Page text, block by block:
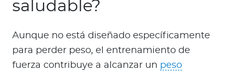
saludable?
Aunque no está diseñado específicamente
para perder peso, el entrenamiento de
fuerza contribuye a alcanzar un peso